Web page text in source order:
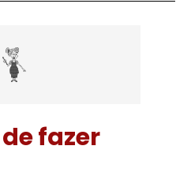
fazer